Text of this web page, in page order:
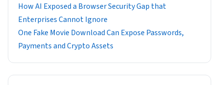
How AI Exposed a Browser Security Gap that
Enterprises Cannot Ignore
One Fake Movie Download Can Expose Passwords,
Payments and Crypto Assets